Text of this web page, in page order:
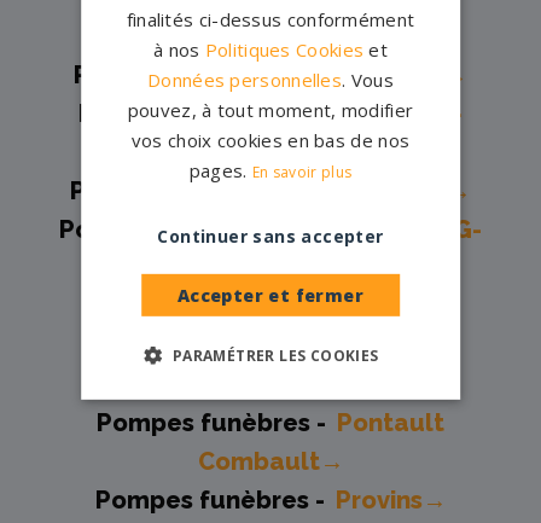
Pompes funèbres -
Pompes funèbres -Mitry-Mory→
Pompes funèbres - Montereau-
Fault-Yonne→
Pompes funèbres -
Montévrain→
Pompes funèbres - MORET-LOING-
ET-ORVANNE→
Pompes funèbres -Nangis→
Pompes funèbres - Ozoir-la-
Pompes funèbres - Pontault
Combault→
Pompes funèbres - Provins→
finalités ci-dessus conformément
à nos Politiques Cookies et
Données personnelles. Vous
pouvez, à tout moment, modifier
vos choix cookies en bas de nos
pages. En savoir plus
Accepter et fermer
Continuer sans accepter
PARAMÉTRER LES COOKIES